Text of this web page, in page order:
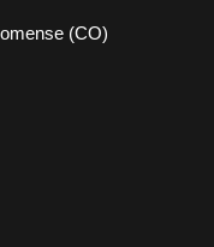
(CO)